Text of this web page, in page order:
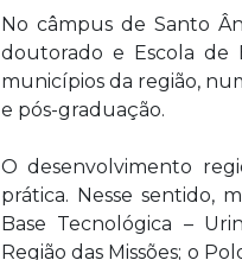
No câmpus de Santo
doutorado e Escola de
municípios da região,
e pós-graduação.
O desenvolvimento
prática. Nesse sentido,
Base Tecnológica –
Região das Missões; o